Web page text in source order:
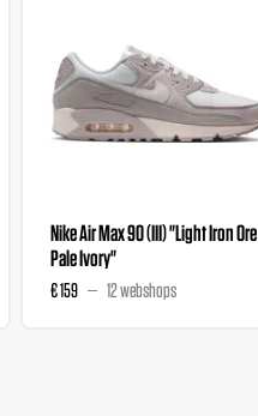
Nike Air Max 90 (III) "Light Iron Ore
Pale Ivory"
€ 159 12 webshops